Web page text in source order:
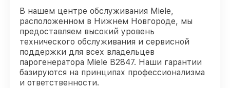
В нашем центре обслуживания Miele,
расположенном в Нижнем Новгороде, мы
предоставляем высокий уровень
технического обслуживания и сервисной
поддержки для всех владельцев
парогенератора Miele B2847. Наши гарантии
базируются на принципах профессионализма
и ответственности.